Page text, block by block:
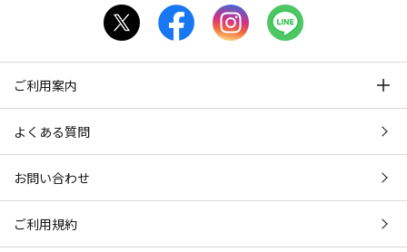
ご利用案内
よくある質問
お問い合わせ
ご利用規約